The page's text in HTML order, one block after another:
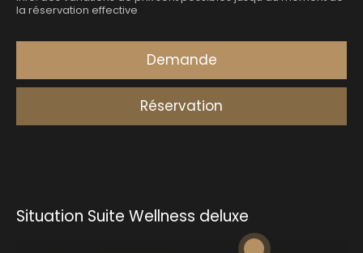
Situation Suite Wellness deluxe